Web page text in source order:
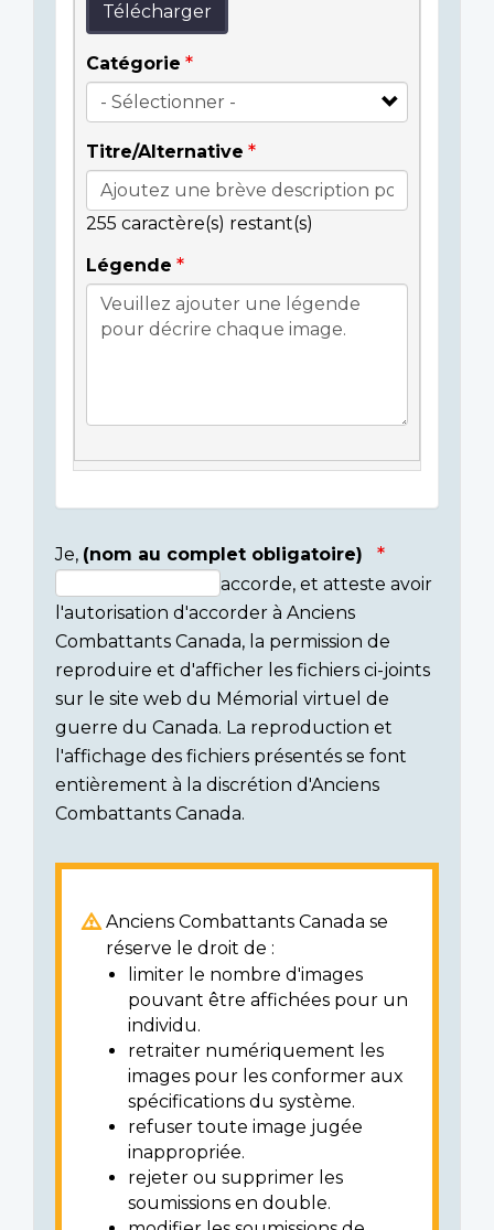
Télécharger
Catégorie
Titre/Alternative
255 caractère(s) restant(s)
Légende
Consent
section
Je, (nom au complet obligatoire)
accorde, et atteste avoir
l'autorisation d'accorder à Anciens
Combattants Canada, la permission de
reproduire et d'afficher les fichiers ci-joints
sur le site web du Mémorial virtuel de
guerre du Canada. La reproduction et
l'affichage des fichiers présentés se font
entièrement à la discrétion d'Anciens
Combattants Canada.
Anciens Combattants Canada se
réserve le droit de :
limiter le nombre d'images
pouvant être affichées pour un
individu.
retraiter numériquement les
images pour les conformer aux
spécifications du système.
refuser toute image jugée
inappropriée.
rejeter ou supprimer les
soumissions en double.